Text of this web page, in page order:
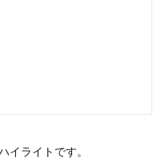
イライトです。